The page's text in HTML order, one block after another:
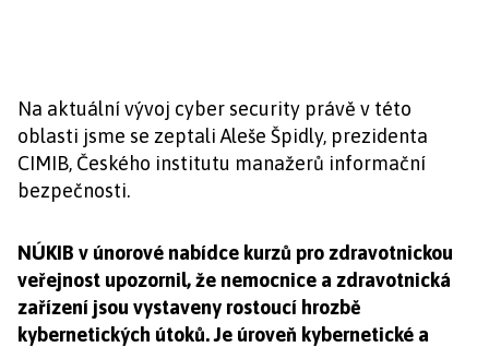
Na aktuální vývoj cyber security právě v této
oblasti jsme se zeptali Aleše Špidly, prezidenta
CIMIB, Českého institutu manažerů informační
bezpečnosti.
NÚKIB v únorové nabídce kurzů pro zdravotnickou
veřejnost upozornil, že nemocnice a zdravotnická
zařízení jsou vystaveny rostoucí hrozbě
kybernetických útoků. Je úroveň kybernetické a